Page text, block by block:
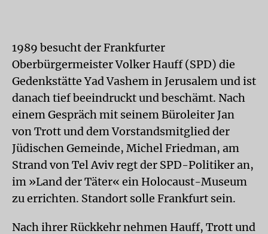
1989 besucht der Frankfurter
Oberbürgermeister Volker Hauff (SPD) die
Gedenkstätte Yad Vashem in Jerusalem und ist
danach tief beeindruckt und beschämt. Nach
einem Gespräch mit seinem Büroleiter Jan
von Trott und dem Vorstandsmitglied der
Jüdischen Gemeinde, Michel Friedman, am
Strand von Tel Aviv regt der SPD-Politiker an,
im »Land der Täter« ein Holocaust-Museum
zu errichten. Standort solle Frankfurt sein.
Nach ihrer Rückkehr nehmen Hauff, Trott und